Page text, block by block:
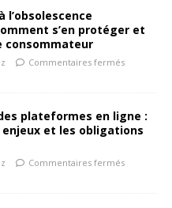
l’obsolescence
s’en protéger et
consommateur
Commentaires fermés
plateformes en ligne :
enjeux et les obligations
Commentaires fermés